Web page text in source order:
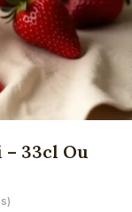
33cl Ou